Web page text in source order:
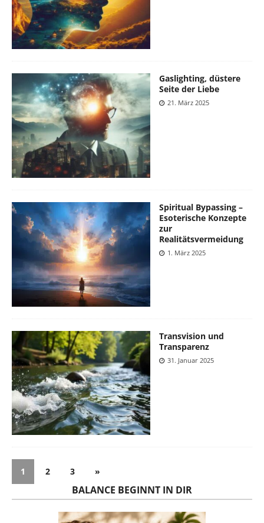
Gaslighting, düstere
Seite der Liebe
21. März 2025
Spiritual Bypassing –
Esoterische Konzepte
zur
Realitätsvermeidung
1. März 2025
Transvision und
Transparenz
31. Januar 2025
1 2 3 »
BALANCE BEGINNT IN DIR